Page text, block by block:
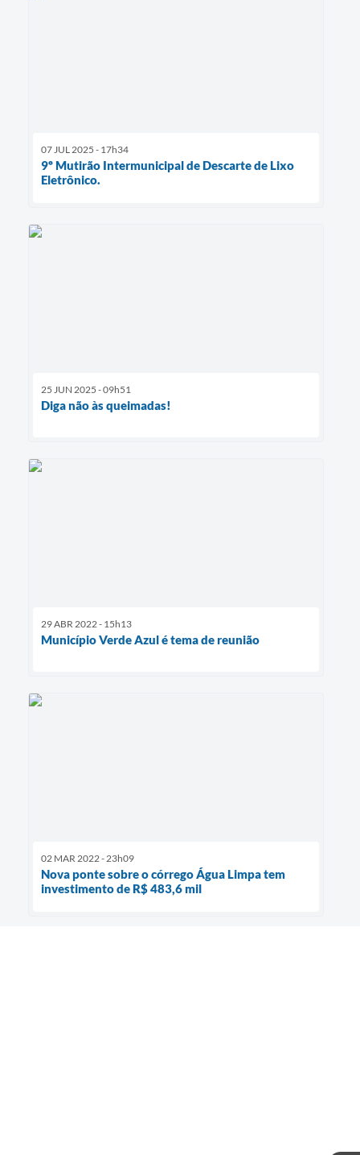
07 JUL 2025 - 17h34
9º Mutirão Intermunicipal de Descarte de Lixo
Eletrônico.
25 JUN 2025 - 09h51
Diga não às queimadas!
29 ABR 2022 - 15h13
Município Verde Azul é tema de reunião
02 MAR 2022 - 23h09
Nova ponte sobre o córrego Água Limpa tem
investimento de R$ 483,6 mil